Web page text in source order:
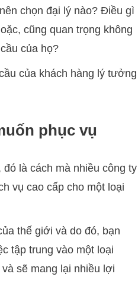
chọn đại lý nào? Điều gì
cũng quan trọng không
của họ?
của khách hàng lý tưởng
phục vụ
là cách mà nhiều công ty
vụ cao cấp cho một loại
thế giới và do đó, bạn
tập trung vào một loại
sẽ mang lại nhiều lợi